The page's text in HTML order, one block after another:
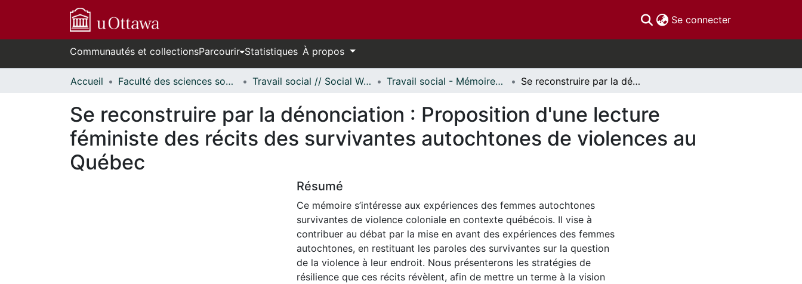
Se connecter(current)
Communautés et collectionsParcourir Statistiques À propos
Accueil Faculté des sciences sociales // Faculty of Social Sciences Travail social // Social Work Travail social - Mémoires // Social Work - Research Papers Se reconstruire par la dénonciation : Proposition d'une lecture féministe des récits des survivantes autochtones de violences au Québec
Se reconstruire par la dénonciation : Proposition d'une lecture
féministe des récits des survivantes autochtones de violences au
Québec
Résumé
Ce mémoire s’intéresse aux expériences des femmes autochtones
survivantes de violence coloniale en contexte québécois. Il vise à
contribuer au débat par la mise en avant des expériences des femmes
autochtones, en restituant les paroles des survivantes sur la question
de la violence à leur endroit. Nous présenterons les stratégies de
résilience que ces récits révèlent, afin de mettre un terme à la vision